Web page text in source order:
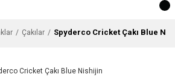
Çakılar Spyderco Cricket Çakı Blue